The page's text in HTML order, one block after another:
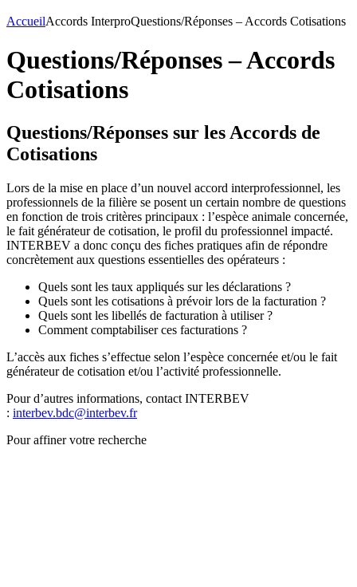
AccueilAccords InterproQuestions/Réponses – Accords Cotisations
Questions/Réponses – Accords
Cotisations
Questions/Réponses sur les Accords de
Cotisations
Lors de la mise en place d’un nouvel accord interprofessionnel, les
professionnels de la filière se posent un certain nombre de questions
en fonction de trois critères principaux : l’espèce animale concernée,
le fait générateur de cotisation, le profil du professionnel impacté.
INTERBEV a donc conçu des fiches pratiques afin de répondre
concrètement aux questions essentielles des opérateurs :
Quels sont les taux appliqués sur les déclarations ?
Quels sont les cotisations à prévoir lors de la facturation ?
Quels sont les libellés de facturation à utiliser ?
Comment comptabiliser ces facturations ?
L’accès aux fiches s’effectue selon l’espèce concernée et/ou le fait
générateur de cotisation et/ou l’activité professionnelle.
Pour d’autres informations, contact INTERBEV
: interbev.bdc@interbev.fr
Pour affiner votre recherche